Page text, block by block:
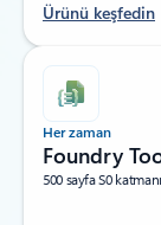
Ürünü keşfedin
Her zaman
Foundry
500 sayfa S0 katmanı